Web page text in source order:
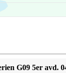
G09 5er avd.